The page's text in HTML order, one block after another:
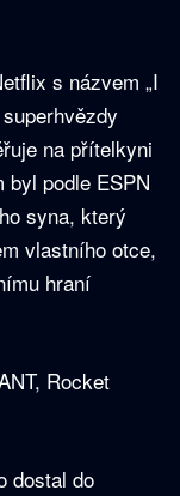
s názvem „I
na přítelkyni
byl podle ESPN
syna, který
vlastního otce,
hraní
Rocket
dostal do